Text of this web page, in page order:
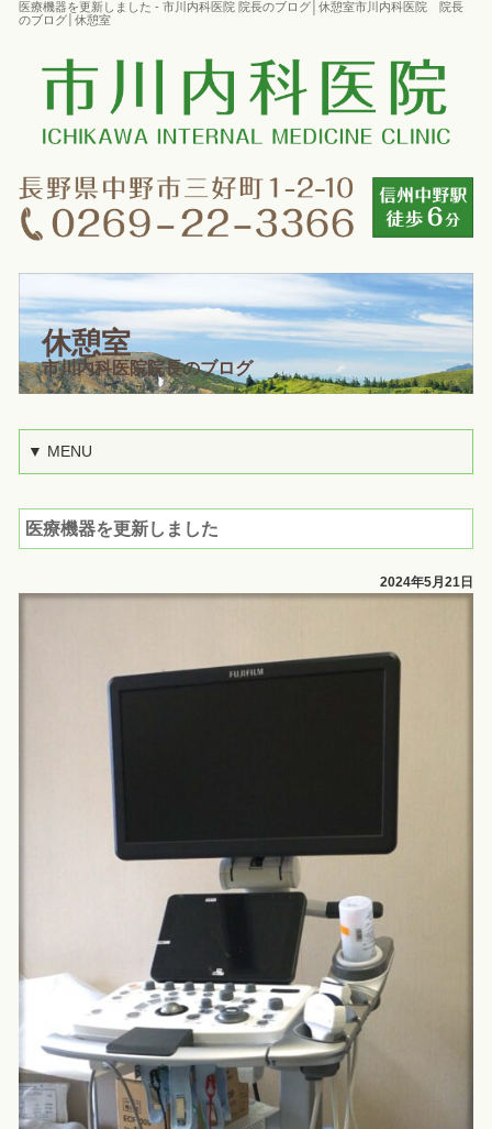
医療機器を更新しました - 市川内科医院 院長のブログ│休憩室市川内科医院 院長
のブログ│休憩室
休憩室
市川内科医院院長のブログ
▼ MENU
医療機器を更新しました
2024年5月21日